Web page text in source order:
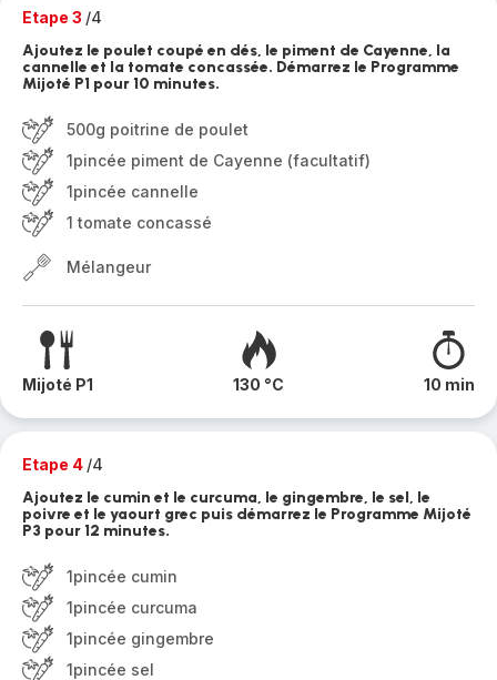
Etape 3 /4
Ajoutez le poulet coupé en dés, le piment de Cayenne, la
cannelle et la tomate concassée. Démarrez le Programme
Mijoté P1 pour 10 minutes.
500g poitrine de poulet
1pincée piment de Cayenne (facultatif)
1pincée cannelle
1 tomate concassé
Mélangeur
Mijoté P1 130 °C 10 min
Etape 4 /4
Ajoutez le cumin et le curcuma, le gingembre, le sel, le
poivre et le yaourt grec puis démarrez le Programme Mijoté
P3 pour 12 minutes.
1pincée cumin
1pincée curcuma
1pincée gingembre
1pincée sel